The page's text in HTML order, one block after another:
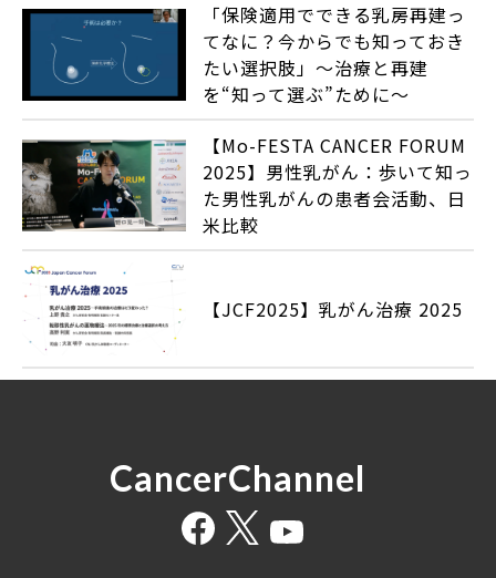
「保険適用でできる乳房再建っ
てなに？今からでも知っておき
たい選択肢」～治療と再建
を“知って選ぶ”ために～
【Mo-FESTA CANCER FORUM
2025】男性乳がん：歩いて知っ
た男性乳がんの患者会活動、日
米比較
【JCF2025】乳がん治療 2025
CancerChannel